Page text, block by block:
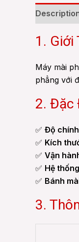
1. Giới
Máy mài
phẳng với
2. Đặc
✅ Độ
✅ Kích
✅ Vận
✅ Hệ
✅ Bánh
3.